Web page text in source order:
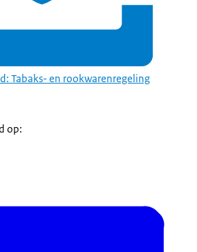
Tabaks- en rookwarenregeling
op: